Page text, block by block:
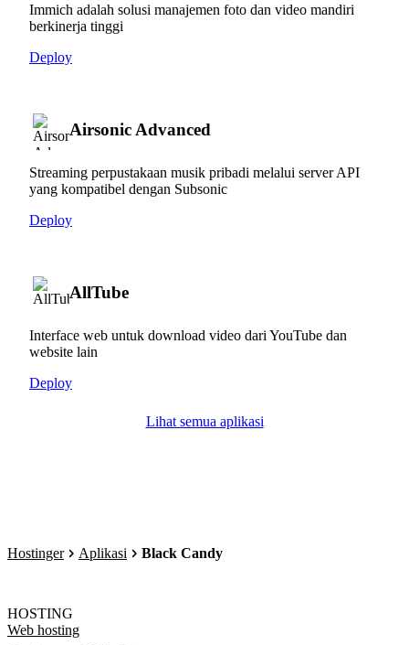
Immich adalah solusi manajemen foto dan video mandiri
berkinerja tinggi
Deploy
Airsonic Advanced
Streaming perpustakaan musik pribadi melalui server API
yang kompatibel dengan Subsonic
Deploy
AllTube
Interface web untuk download video dari YouTube dan
website lain
Deploy
Lihat semua aplikasi
Hostinger Aplikasi Black Candy
HOSTING
Web hosting